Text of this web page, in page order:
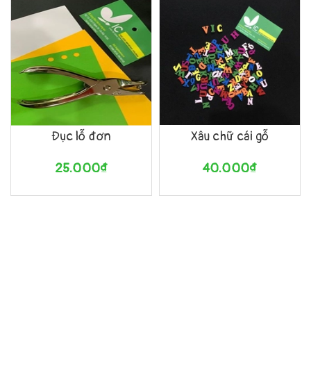
Đục lỗ đơn
25.000₫
Xâu chữ cái gỗ
40.000₫